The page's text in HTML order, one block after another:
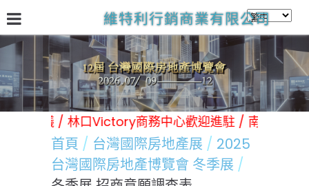
維特利行銷商業有限公司
關於我們 台灣國際房地產展 林口Victory商務中心 日
會議 / 林口Victory商務中心歡迎進駐 / 南投海盜
首頁 台灣國際房地產展
2025
台灣國際房地產博覽會 冬季展